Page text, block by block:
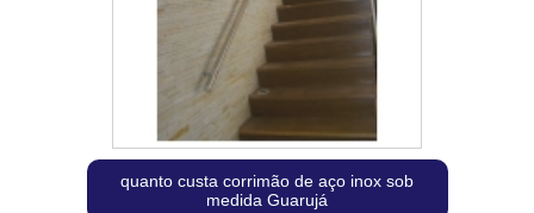
quanto custa corrimão de aço inox sob
medida Guarujá